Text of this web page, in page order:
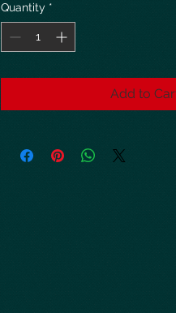
Quantity *
Add to